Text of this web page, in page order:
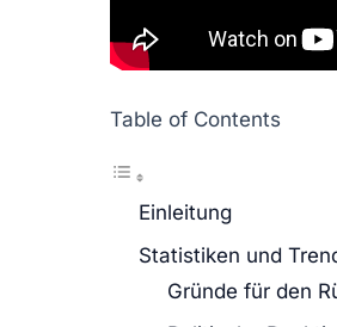
Table of Contents
Einleitung
Statistiken und
Gründe für den